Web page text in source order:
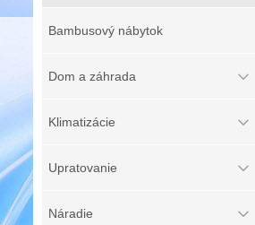
Bambusový nábytok
Dom a záhrada
Klimatizácie
Upratovanie
Náradie